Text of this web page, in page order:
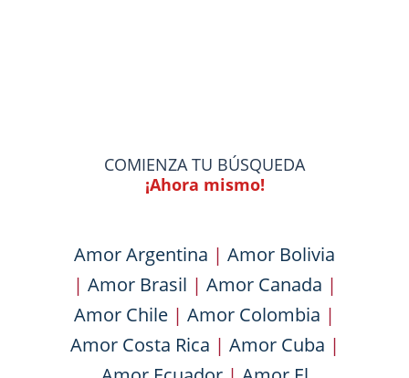
COMIENZA TU BÚSQUEDA
¡Ahora mismo!
Amor Argentina | Amor Bolivia
| Amor Brasil | Amor Canada |
Amor Chile | Amor Colombia |
Amor Costa Rica | Amor Cuba |